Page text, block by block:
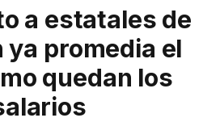
a estatales de
ya promedia el
quedan los